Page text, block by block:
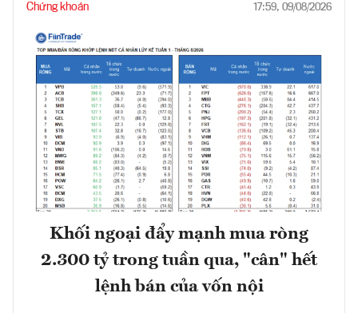
Chứng khoán 17:59, 09/08/2026
Khối ngoại đẩy mạnh mua ròng
2.300 tỷ trong tuần qua, "cân" hết
lệnh bán của vốn nội